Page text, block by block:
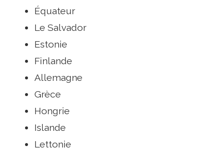
Équateur
Le Salvador
Estonie
Finlande
Allemagne
Grèce
Hongrie
Islande
Lettonie